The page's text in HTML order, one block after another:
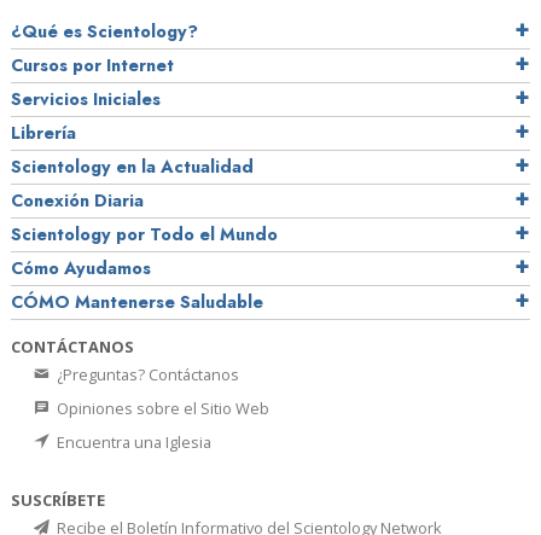
¿Qué es Scientology?
Cursos por Internet
Servicios Iniciales
Librería
Scientology en la Actualidad
Conexión Diaria
Scientology por Todo el Mundo
Cómo Ayudamos
CÓMO Mantenerse Saludable
CONTÁCTANOS
¿Preguntas? Contáctanos
Opiniones sobre el Sitio Web
Encuentra una Iglesia
SUSCRÍBETE
Recibe el Boletín Informativo del Scientology Network